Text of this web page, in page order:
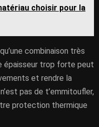
choisir pour la
combinaison très
épaisseur trop forte peut
et rendre la
pas de t’emmitoufler,
protection thermique